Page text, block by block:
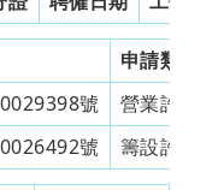
申請類別
號
營業許可
號 籌設許可